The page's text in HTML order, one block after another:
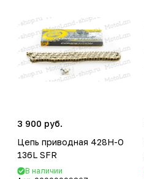
3 900 руб.
Цепь приводная 428H-O
136L SFR
В наличии